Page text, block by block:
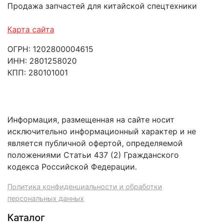
Продажа запчастей для китайской спецтехники
Карта сайта
ОГРН: 1202800004615
ИНН: 2801258020
КПП: 280101001
Информация, размещенная на сайте носит
исключительно информационный характер и не
является публичной офертой, определяемой
положениями Статьи 437 (2) Гражданского
кодекса Российской Федерации.
Политика конфиденциальности и обработки
персональных данных
Каталог